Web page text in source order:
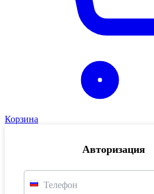
Корзина
Авторизация
Телефон